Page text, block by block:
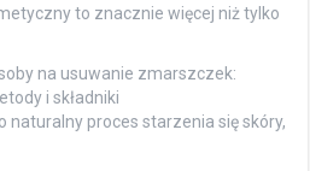
to znacznie więcej niż tylko
na usuwanie zmarszczek:
i składniki
naturalny proces starzenia się skóry,